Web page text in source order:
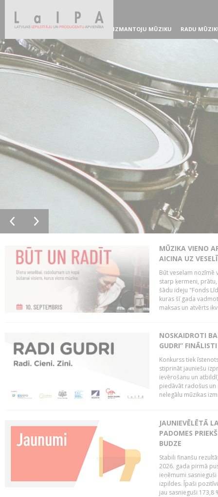
IZMANTOJU MŪZIKU RADU
MŪZIKA VIENO
AICINA UZ
Būt veselam nozīmē
starp ķermeni,
šādu ideju "Fonds
kuras šī gada
maksas un atvērts
NOSKAIDROTI
GUDRI” FINĀLISTI
Konkurss tiek
stiprināt jauniešu
ievērošanu un
piedāvāt radošus
nelegālu mūzikas
JAUNIEVĒLĒTĀ
PADOMES
BUDZE
Stabili finanšu
2026. gada pirmā
ieņēmumi
izpildes. Īpaši
jau sasnieguši 173,8